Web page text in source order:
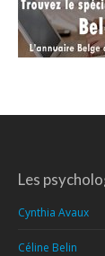
Les
Cynthia Avaux
Céline Belin